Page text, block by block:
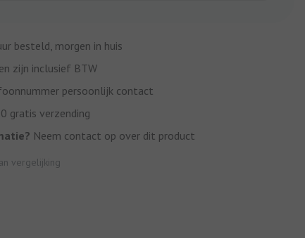
besteld, morgen in huis
zijn inclusief BTW
persoonlijk contact
gratis verzending
Neem contact op over dit product
vergelijking